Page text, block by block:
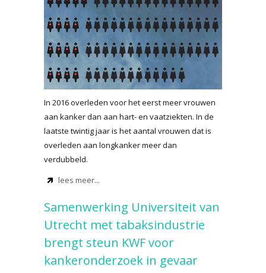
In 2016 overleden voor het eerst meer vrouwen
aan kanker dan aan hart- en vaatziekten. In de
laatste twintig jaar is het aantal vrouwen dat is
overleden aan longkanker meer dan
verdubbeld.
lees meer...
Samenwerking Universiteit van
Utrecht met tabaksindustrie
brengt steun KWF voor
kankeronderzoek in gevaar